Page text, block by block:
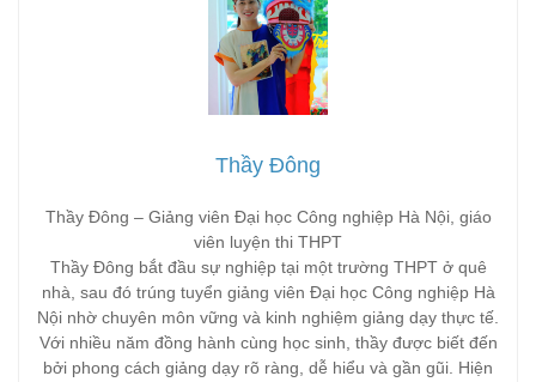
Thầy Đông
Thầy Đông – Giảng viên Đại học Công nghiệp Hà Nội, giáo
viên luyện thi THPT
Thầy Đông bắt đầu sự nghiệp tại một trường THPT ở quê
nhà, sau đó trúng tuyển giảng viên Đại học Công nghiệp Hà
Nội nhờ chuyên môn vững và kinh nghiệm giảng dạy thực tế.
Với nhiều năm đồng hành cùng học sinh, thầy được biết đến
bởi phong cách giảng dạy rõ ràng, dễ hiểu và gần gũi. Hiện